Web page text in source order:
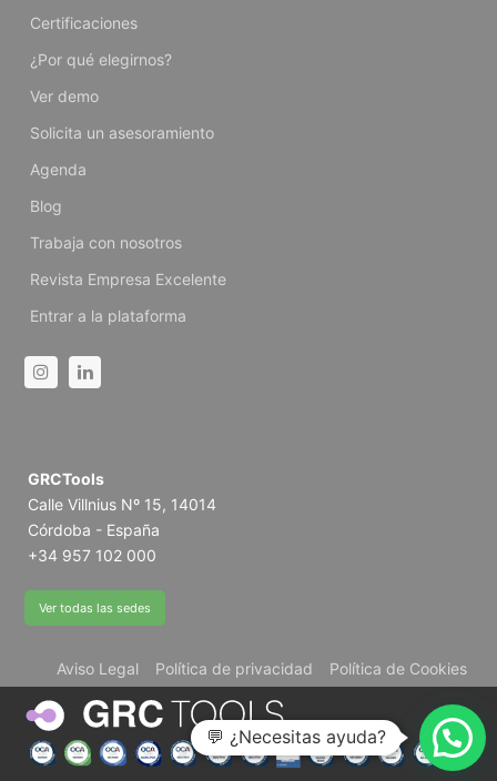
Certificaciones
¿Por qué elegirnos?
Ver demo
Solicita un asesoramiento
Agenda
Blog
Trabaja con nosotros
Revista Empresa Excelente
Entrar a la plataforma
InstagramLinkedin
GRCTools
Calle Villnius Nº 15, 14014
Córdoba - España
+34 957 102 000
Ver todas las sedes
Aviso Legal Política de privacidad Política de Cookies
💬 ¿Necesitas ayuda?